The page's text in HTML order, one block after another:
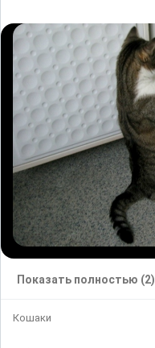
Показать полностью (2)
Кошаки